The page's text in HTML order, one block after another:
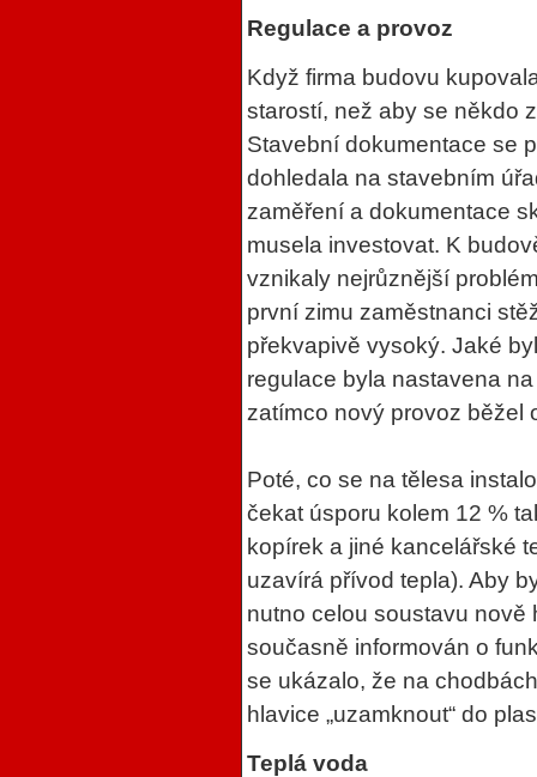
Regulace a provoz
Když firma budovu
starostí, než aby se někdo
Stavební dokumentace se
dohledala na stavebním
zaměření a dokumentace
musela investovat. K
vznikaly nejrůznější
první zimu zaměstnanci
překvapivě vysoký. Jaké
regulace byla nastavena
zatímco nový provoz běžel
Poté, co se na tělesa
čekat úsporu kolem 12 %
kopírek a jiné kancelářské
uzavírá přívod tepla). Aby
nutno celou soustavu nově
současně informován o
se ukázalo, že na
hlavice „uzamknout“ do
Teplá voda